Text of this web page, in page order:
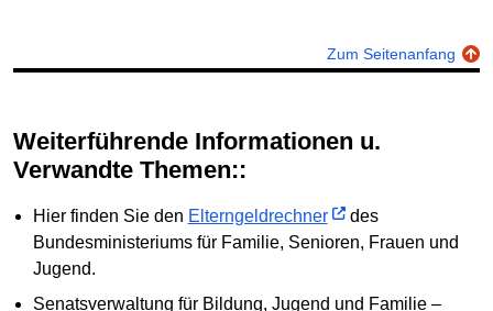
Zum Seitenanfang
Weiterführende Informationen u.
Verwandte Themen::
Hier finden Sie den Elterngeldrechner
des
Bundesministeriums für Familie, Senioren, Frauen und
Jugend.
Senatsverwaltung für Bildung, Jugend und Familie –